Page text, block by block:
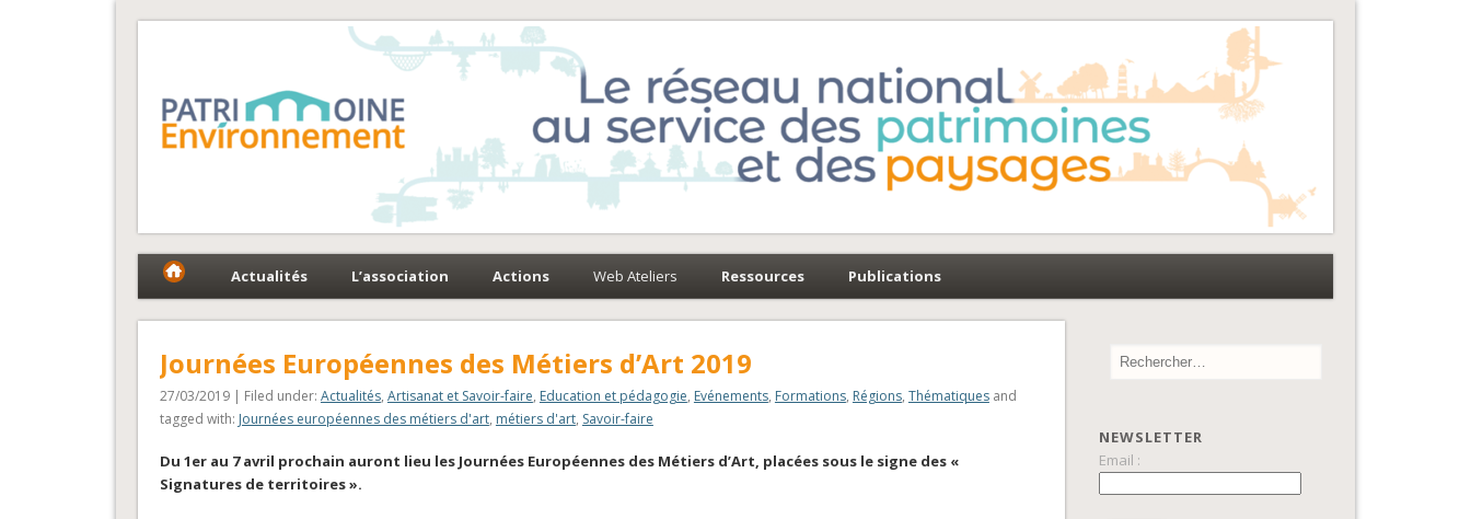
Fédération Patrimoine-Environnement
Actualités L’association Actions Web Ateliers Ressources Publications
Journées Européennes des Métiers d’Art 2019
27/03/2019 | Filed under: Actualités, Artisanat et Savoir-faire, Education et pédagogie, Evénements, Formations, Régions, Thématiquesand
tagged with: Journées européennes des métiers d'art, métiers d'art, Savoir-faire
Du 1er au 7 avril prochain auront lieu les Journées Européennes des Métiers d’Art, placées sous le signe des «
Signatures de territoires ».
NEWSLETTER
Email :